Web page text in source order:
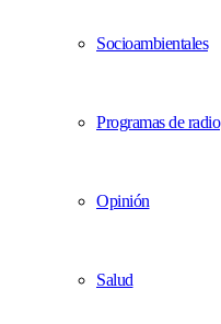
Socioambientales
Programas de radio
Opinión
Salud